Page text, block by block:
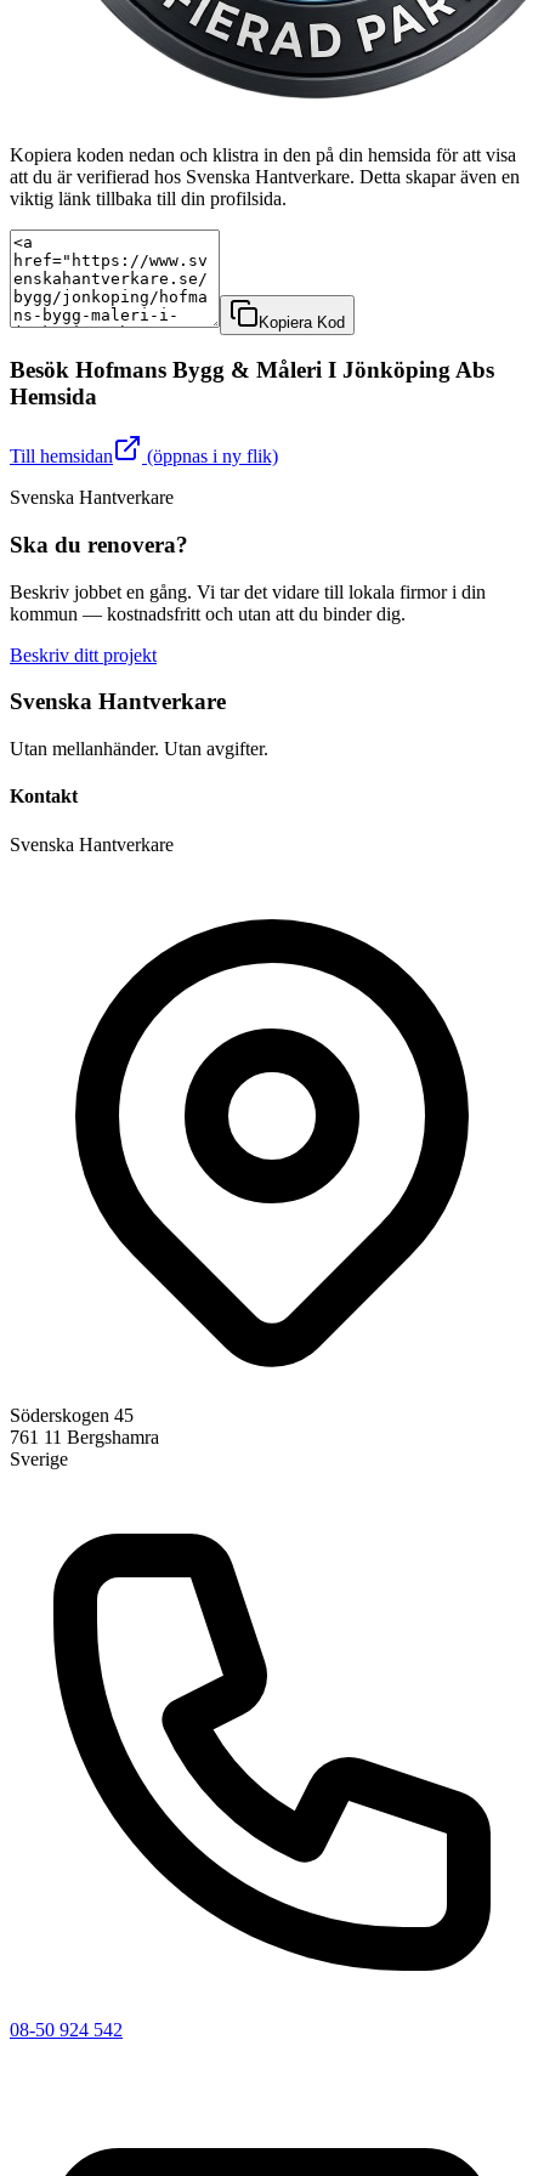
Kopiera koden nedan och klistra in den på din hemsida för att visa
att du är verifierad hos Svenska Hantverkare. Detta skapar även en
viktig länk tillbaka till din profilsida.
Kopiera Kod
Besök Hofmans Bygg & Måleri I Jönköping Abs
Hemsida
Till hemsidan
(öppnas i ny flik)
Svenska Hantverkare
Ska du renovera?
Beskriv jobbet en gång. Vi tar det vidare till lokala firmor i din
kommun — kostnadsfritt och utan att du binder dig.
Beskriv ditt projekt
Svenska Hantverkare
Utan mellanhänder. Utan avgifter.
Kontakt
Svenska Hantverkare
Söderskogen 45
761 11 Bergshamra
Sverige
08-50 924 542